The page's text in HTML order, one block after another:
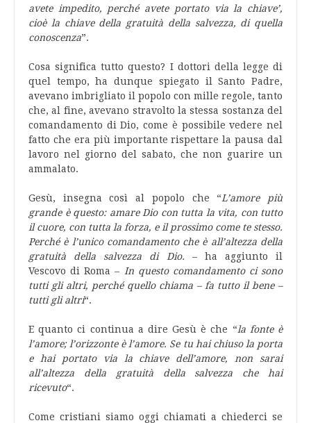
avete impedito, perché avete portato via la chiave’,
cioè la chiave della gratuità della salvezza, di quella
conoscenza”.
Cosa significa tutto questo? I dottori della legge di
quel tempo, ha dunque spiegato il Santo Padre,
avevano imbrigliato il popolo con mille regole, tanto
che, al fine, avevano stravolto la stessa sostanza del
comandamento di Dio, come è possibile vedere nel
fatto che era più importante rispettare la pausa dal
lavoro nel giorno del sabato, che non guarire un
ammalato.
Gesù, insegna così al popolo che “L’amore più
grande è questo: amare Dio con tutta la vita, con tutto
il cuore, con tutta la forza, e il prossimo come te stesso.
Perché è l’unico comandamento che è all’altezza della
gratuità della salvezza di Dio. – ha aggiunto il
Vescovo di Roma – In questo comandamento ci sono
tutti gli altri, perché quello chiama – fa tutto il bene –
tutti gli altri“.
E quanto ci continua a dire Gesù è che “la fonte è
l’amore; l’orizzonte è l’amore. Se tu hai chiuso la porta
e hai portato via la chiave dell’amore, non sarai
all’altezza della gratuità della salvezza che hai
ricevuto“.
Come cristiani siamo oggi chiamati a chiederci se